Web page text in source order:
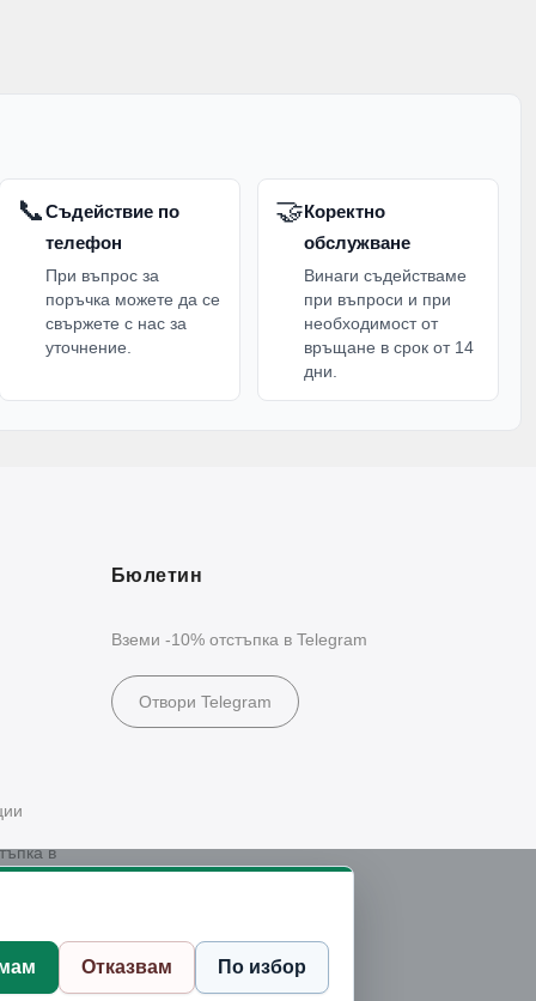
📞Съдействие по
телефон
При въпрос за
поръчка можете да се
свържете с нас за
уточнение.
🤝Коректно
обслужване
Винаги съдействаме
при въпроси и при
необходимост от
връщане в срок от 14
дни.
в
Бюлетин
Вземи -10% отстъпка в Telegram
Отвори Telegram
Отказвам По избор